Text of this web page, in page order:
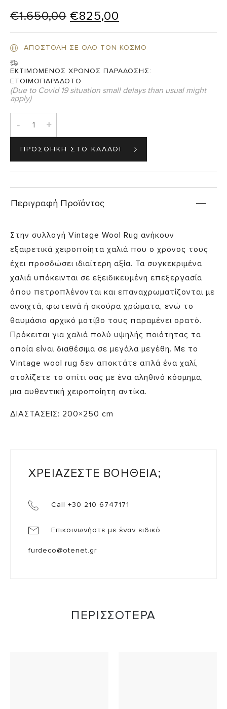
€1.650,00 Original
price
was:
€825,00
τρέχουσα
τιμή
€825,00.
ΑΠΟΣΤΟΛΗ ΣΕ ΟΛΟ ΤΟΝ ΚΟΣΜΟ
ΕΚΤΙΜΩΜΕΝΟΣ ΧΡΟΝΟΣ ΠΑΡΑΔΟΣΗΣ:
ΕΤΟΙΜΟΠΑΡΑΔΟΤΟ
(Due to Covid 19 situation small delays than usual might
apply)
- +
Περιγραφή Προϊόντος
Στην συλλογή Vintage Wool Rug ανήκουν
εξαιρετικά χειροποίητα χαλιά που ο χρόνος τους
έχει προσδώσει ιδιαίτερη αξία. Τα συγκεκριμένα
χαλιά υπόκεινται σε εξειδικευμένη επεξεργασία
όπου πετροπλένονται και επαναχρωματίζονται με
ανοιχτά, φωτεινά ή σκούρα χρώματα, ενώ το
θαυμάσιο αρχικό μοτίβο τους παραμένει ορατό.
Πρόκειται για χαλιά πολύ υψηλής ποιότητας τα
οποία είναι διαθέσιμα σε μεγάλα μεγέθη. Με το
Vintage wool rug δεν αποκτάτε απλά ένα χαλί,
στολίζετε το σπίτι σας με ένα αληθινό κόσμημα,
μια αυθεντική χειροποίητη αντίκα.
ΔΙΑΣΤΑΣΕΙΣ: 200×250 cm
ΧΡΕΙΑΖΕΣΤΕ ΒΟΗΘΕΙΑ;
Call +30 210 6747171
Επικοινωνήστε με έναν ειδικό
furdeco@otenet.gr
ΠΕΡΙΣΣΟΤΕΡΑ